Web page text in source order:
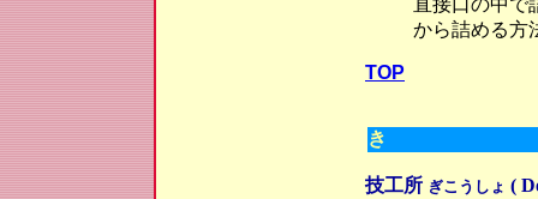
直接口の中で
から詰める方
TOP
き
技工所 ぎこうしょ (